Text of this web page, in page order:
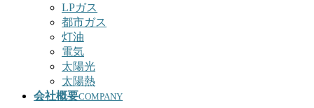
LPガス
都市ガス
灯油
電気
太陽光
太陽熱
会社概要COMPANY